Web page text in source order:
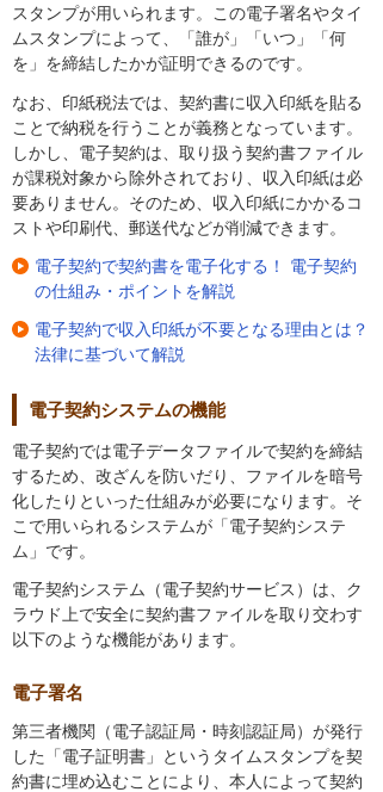
スタンプが用いられます。この電子署名やタイ
ムスタンプによって、「誰が」「いつ」「何
を」を締結したかが証明できるのです。
なお、印紙税法では、契約書に収入印紙を貼る
ことで納税を行うことが義務となっています。
しかし、電子契約は、取り扱う契約書ファイル
が課税対象から除外されており、収入印紙は必
要ありません。そのため、収入印紙にかかるコ
ストや印刷代、郵送代などが削減できます。
電子契約で契約書を電子化する！ 電子契約
の仕組み・ポイントを解説
電子契約で収入印紙が不要となる理由とは？
法律に基づいて解説
電子契約システムの機能
電子契約では電子データファイルで契約を締結
するため、改ざんを防いだり、ファイルを暗号
化したりといった仕組みが必要になります。そ
こで用いられるシステムが「電子契約システ
ム」です。
電子契約システム（電子契約サービス）は、ク
ラウド上で安全に契約書ファイルを取り交わす
以下のような機能があります。
電子署名
第三者機関（電子認証局・時刻認証局）が発行
した「電子証明書」というタイムスタンプを契
約書に埋め込むことにより、本人によって契約